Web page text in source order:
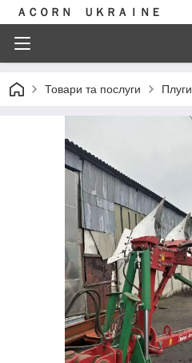
ＡＣＯＲＮ ＵＫＲＡＩＮＥ
Товари та послуги Плуги